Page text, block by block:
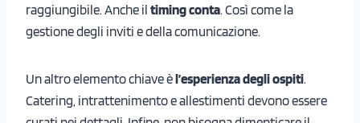
raggiungibile. Anche il timing conta. Così come la
gestione degli inviti e della comunicazione.
Un altro elemento chiave èl’esperienza degli ospiti.
Catering, intrattenimento e allestimenti devono essere